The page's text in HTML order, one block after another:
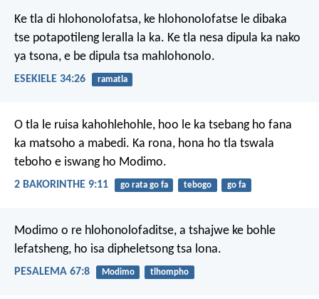
Ke tla di hlohonolofatsa, ke hlohonolofatse le dibaka
tse potapotileng leralla la ka. Ke tla nesa dipula ka nako
ya tsona, e be dipula tsa mahlohonolo.
ESEKIELE 34:26 ramatla
O tla le ruisa kahohlehohle, hoo le ka tsebang ho fana
ka matsoho a mabedi. Ka rona, hona ho tla tswala
teboho e iswang ho Modimo.
2 BAKORINTHE 9:11 go rata go fa tebogo go fa
Modimo o re hlohonolofaditse, a tshajwe ke bohle
lefatsheng, ho isa dipheletsong tsa lona.
PESALEMA 67:8 Modimo tlhompho